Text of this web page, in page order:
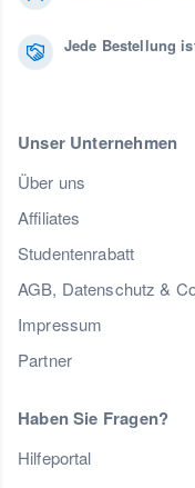
Jede Bestellung
Unser Unternehmen
Über uns
Affiliates
Studentenrabatt
AGB, Datenschutz &
Impressum
Partner
Haben Sie Fragen?
Hilfeportal